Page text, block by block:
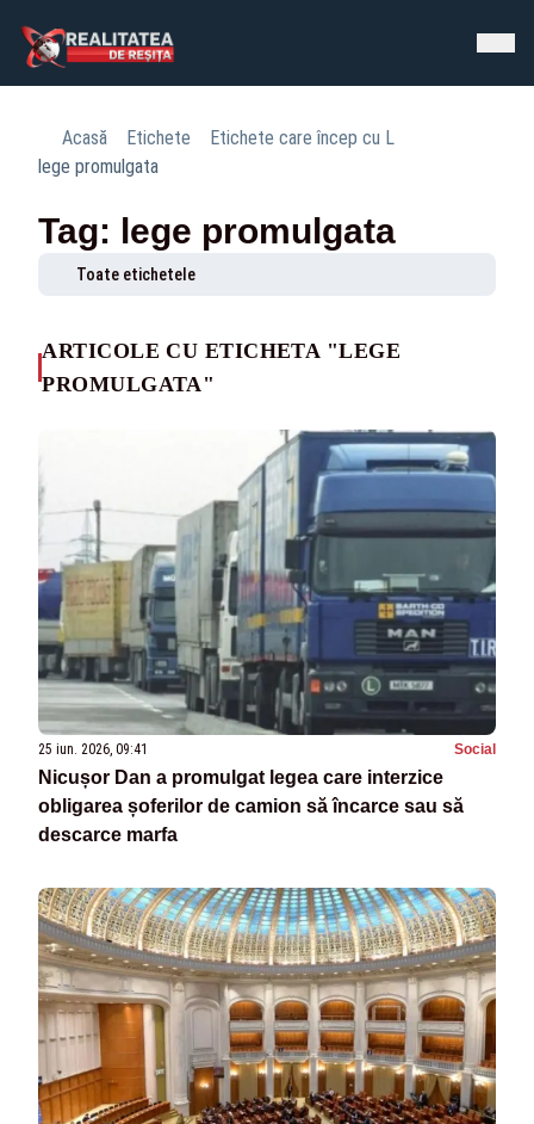
Acasă Etichete
Etichete care încep cu L
lege promulgata
Tag: lege promulgata
Toate etichetele
ARTICOLE CU ETICHETA "LEGE
PROMULGATA"
25 iun. 2026, 09:41 Social
Nicușor Dan a promulgat legea care interzice
obligarea șoferilor de camion să încarce sau să
descarce marfa